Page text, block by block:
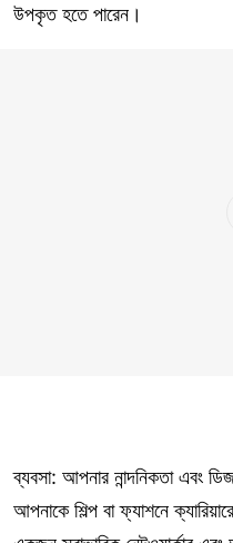
উপকৃত হতে পারেন।
ব্যবসা: আপনার নান্দনিকতা এবং
আপনাকে শিল্প বা ফ্যাশনে